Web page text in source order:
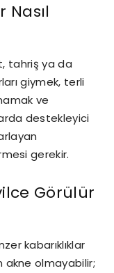
Nasıl
tahriş ya da
giymek, terli
ve
destekleyici
gerekir.
Görülür
kabarıklıklar
akne olmayabilir;